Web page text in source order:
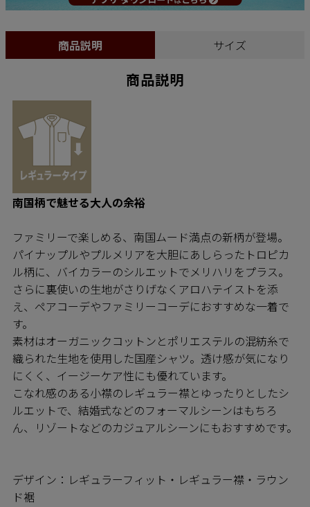
商品説明 サイズ
商品説明
南国柄で魅せる大人の余裕
ファミリーで楽しめる、南国ムード満点の新柄が登場。
パイナップルやプルメリアを大胆にあしらったトロピカ
ル柄に、バイカラーのシルエットでメリハリをプラス。
さらに裏使いの生地がさりげなくアロハテイストを添
え、ペアコーデやファミリーコーデにおすすめな一着で
す。
素材はオーガニックコットンとポリエステルの混紡糸で
織られた生地を使用した国産シャツ。透け感が気になり
にくく、イージーケア性にも優れています。
こなれ感のある小襟のレギュラー襟とゆったりとしたシ
ルエットで、結婚式などのフォーマルシーンはもちろ
ん、リゾートなどのカジュアルシーンにもおすすめです。
デザイン：レギュラーフィット・レギュラー襟・ラウン
ド裾